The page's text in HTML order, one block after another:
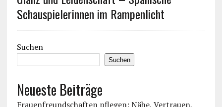
Schauspielerinnen im Rampenlicht
Suchen
Suchen
Neueste Beiträge
Frauenfreundschaften pflegen: Nähe, Vertrauen,